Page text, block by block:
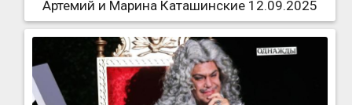
Артемий и Марина Каташинские 12.09.2025